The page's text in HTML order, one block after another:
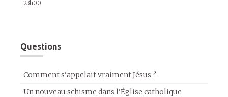
23h00
Questions
Comment s’appelait vraiment Jésus ?
Un nouveau schisme dans l’Église catholique